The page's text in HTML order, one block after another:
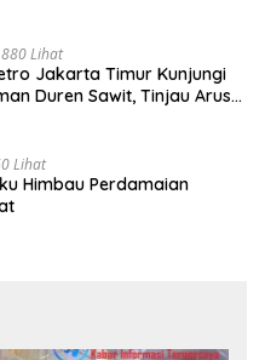
Lihat
Jakarta Timur Kunjungi
Duren Sawit, Tinjau Arus
Lihat
Himbau Perdamaian